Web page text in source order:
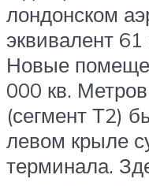
лондонском
эквивалент
Новые
000 кв.
(сегмент Т2)
левом крыле
терминала.